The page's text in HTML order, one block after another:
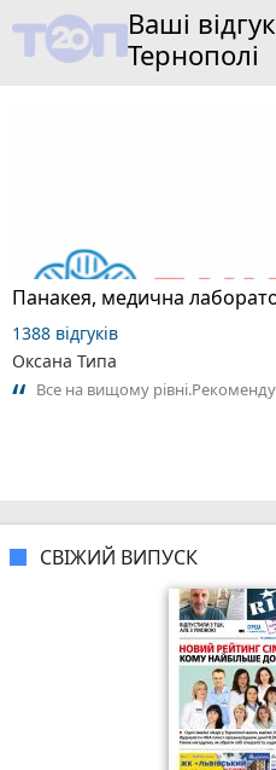
Ваші
Тернополі
Панакея, медична
1388 відгуків
Оксана Типа
Все на вищому
СВІЖИЙ ВИПУСК